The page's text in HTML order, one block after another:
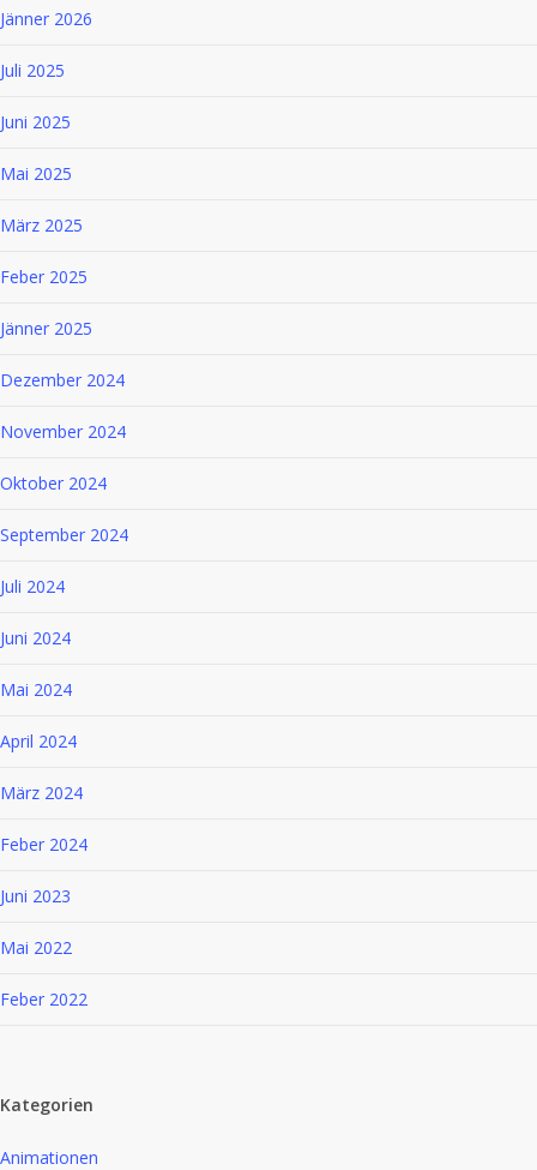
Jänner 2026
Juli 2025
Juni 2025
Mai 2025
März 2025
Feber 2025
Jänner 2025
Dezember 2024
November 2024
Oktober 2024
September 2024
Juli 2024
Juni 2024
Mai 2024
April 2024
März 2024
Feber 2024
Juni 2023
Mai 2022
Feber 2022
Kategorien
Animationen